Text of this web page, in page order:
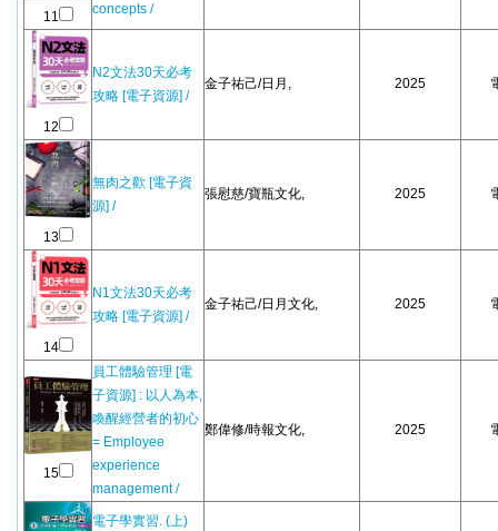
11
concepts /
12
N2文法30天必考
攻略 [電子資源] /
金子祐己/日月, 2025
13
無肉之歡 [電子資
源] /
張慰慈/寶瓶文化, 2025
14
N1文法30天必考
攻略 [電子資源] /
金子祐己/日月文化, 2025
15
員工體驗管理 [電
子資源] : 以人為本,
喚醒經營者的初心
= Employee
experience
management /
鄭偉修/時報文化, 2025
電子學實習. (上)